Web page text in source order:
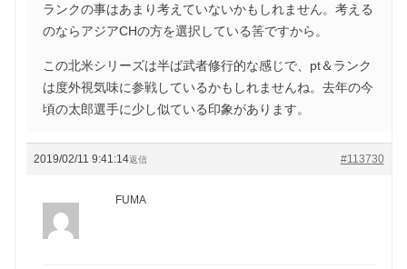
ランクの事はあまり考えていないかもしれません。考える
のならアジアCHの方を選択している筈ですから。
この北米シリーズは半ば武者修行的な感じで、pt＆ランク
は度外視気味に参戦しているかもしれませんね。去年の今
頃の太郎選手に少し似ている印象があります。
2019/02/11 9:41:14 #113730
返信
FUMA